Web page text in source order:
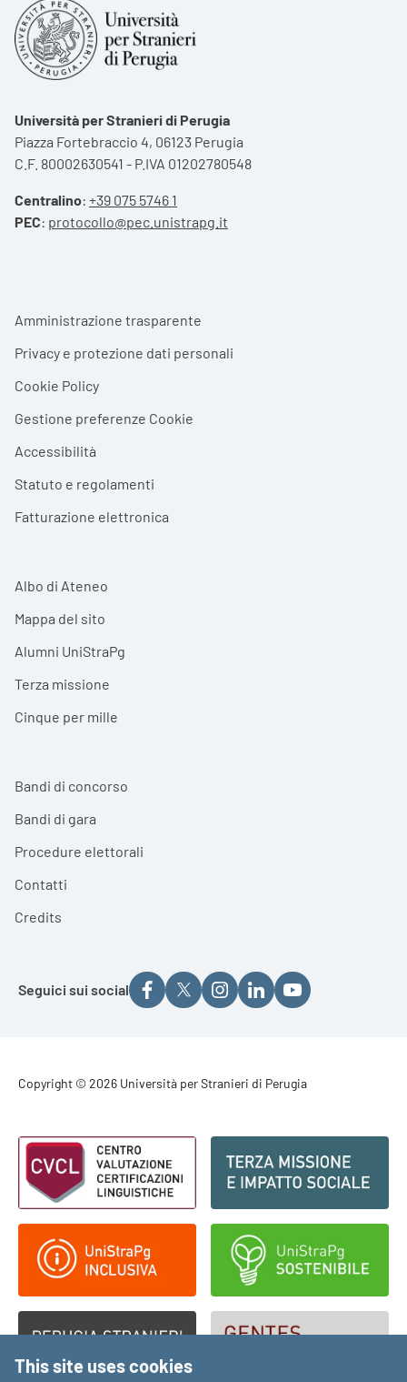
Università per Stranieri di Perugia
Piazza Fortebraccio 4, 06123 Perugia
C.F. 80002630541 - P.IVA 01202780548
Centralino: +39 075 5746 1
PEC: protocollo@pec.unistrapg.it
Footer menu
Amministrazione trasparente
Privacy e protezione dati personali
Cookie Policy
Gestione preferenze Cookie
Accessibilità
Statuto e regolamenti
Fatturazione elettronica
Albo di Ateneo
Mappa del sito
Alumni UniStraPg
Terza missione
Cinque per mille
Bandi di concorso
Bandi di gara
Procedure elettorali
Contatti
Credits
Seguici sui social
Footer - Copyright
Copyright © 2026 Università per Stranieri di Perugia
Footer - Loghi
This site uses cookies